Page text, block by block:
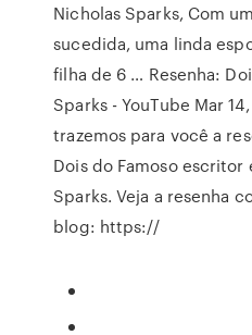
Nicholas Sparks, Com
sucedida, uma linda
filha de 6 … Resenha:
Sparks - YouTube Mar
trazemos para você a
Dois do Famoso
Sparks. Veja a resenha
blog: https://